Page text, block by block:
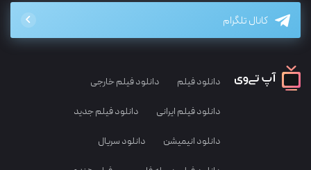
کانال تلگرام
دانلود فیلم دانلود فیلم خارجی
دانلود فیلم ایرانی دانلود فیلم جدید
دانلود انیمیشن دانلود سریال